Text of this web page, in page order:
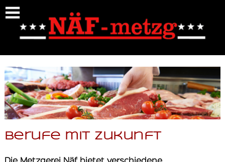
https://naef-metzgerei.ch/berufemitzukunft
Berufe mit Zukunft